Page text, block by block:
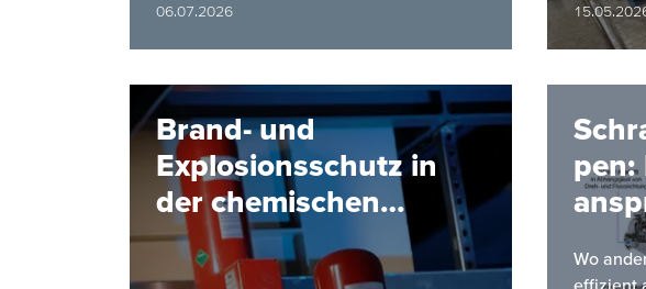
HYFRA bietet mit einer neuen Baureihe
eine…
06.07.2026
Brand- und
Explosionsschutz in
der chemischen
Industrie: Ein
Überblick
pen:
Wo
effizient